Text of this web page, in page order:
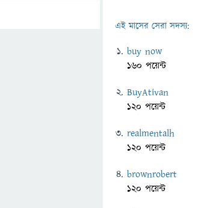
এই মাসের সেরা সদস্য:
buy now
160 পয়েন্ট
BuyAtivan
120 পয়েন্ট
realmentalh
120 পয়েন্ট
brownrobert
120 পয়েন্ট